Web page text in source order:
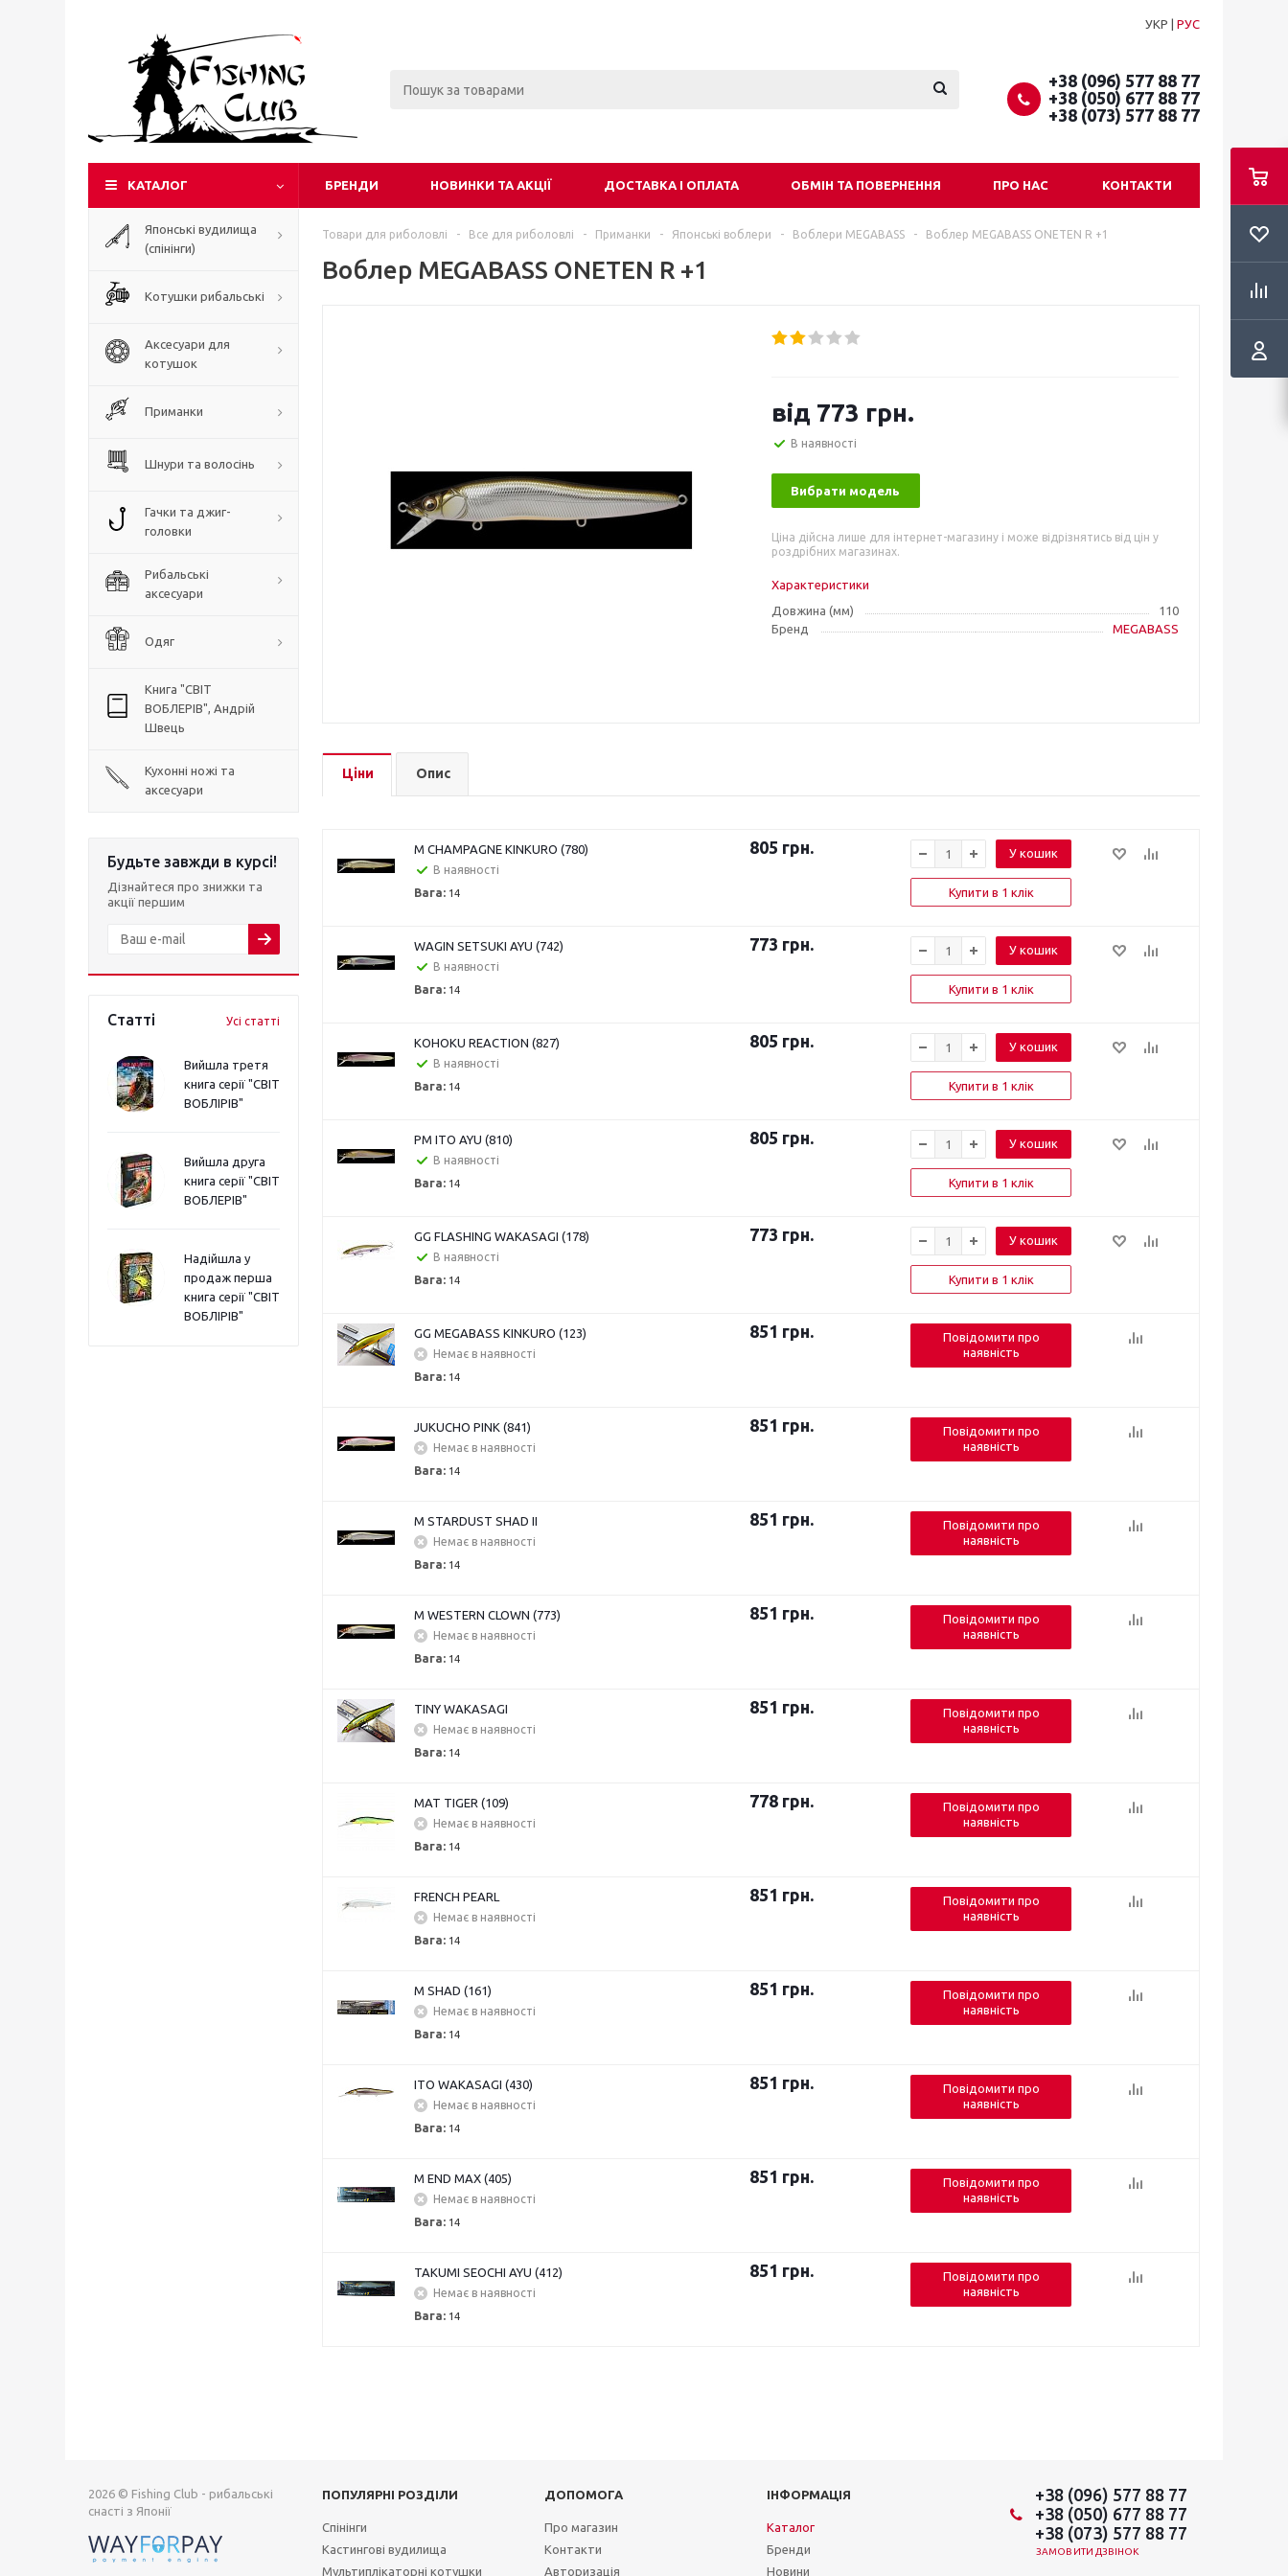
УКР РУС
+38 (096) 577 88 77
+38 (050) 677 88 77
+38 (073) 577 88 77
КАТАЛОГ БРЕНДИ НОВИНКИ ТА АКЦІЇ ДОСТАВКА І ОПЛАТА ОБМІН ТА ПОВЕРНЕННЯ ПРО НАС КОНТАКТИ
Японські вудилища
(спінінги)
Котушки рибальські
Аксесуари для
котушок
Приманки
Шнури та волосінь
Гачки та джиг-
головки
Рибальські
аксесуари
Одяг
Книга "СВІТ
ВОБЛЕРІВ", Андрій
Швець
Кухонні ножі та
аксесуари
Будьте завжди в курсі!
Дізнайтеся про знижки та
акції першим
Статті Усі статті
Вийшла третя
книга серії "СВІТ
ВОБЛІРІВ"
Вийшла друга
книга серії "СВІТ
ВОБЛЕРІВ"
Надійшла у
продаж перша
книга серії "СВІТ
ВОБЛІРІВ"
Товари для риболовлі - Все для риболовлі - Приманки - Японські воблери - Воблери MEGABASS - Воблер MEGABASS ONETEN R +1
Воблер MEGABASS ONETEN R +1
від 773 грн.
В наявності
Вибрати модель
Ціна дійсна лише для інтернет-магазину і може відрізнятись від цін у
роздрібних магазинах.
Характеристики
Довжина (мм)
110
Бренд
MEGABASS
Ціни Опис
M CHAMPAGNE KINKURO (780)
В наявності
Вага: 14
805 грн. У кошик
Купити в 1 клік
WAGIN SETSUKI AYU (742)
В наявності
Вага: 14
773 грн. У кошик
Купити в 1 клік
KOHOKU REACTION (827)
В наявності
Вага: 14
805 грн. У кошик
Купити в 1 клік
PM ITO AYU (810)
В наявності
Вага: 14
805 грн. У кошик
Купити в 1 клік
GG FLASHING WAKASAGI (178)
В наявності
Вага: 14
773 грн. У кошик
Купити в 1 клік
GG MEGABASS KINKURO (123)
Немає в наявності
Вага: 14
851 грн.
Повідомити про
наявність
JUKUCHO PINK (841)
Немає в наявності
Вага: 14
851 грн.
Повідомити про
наявність
M STARDUST SHAD II
Немає в наявності
Вага: 14
851 грн.
Повідомити про
наявність
M WESTERN CLOWN (773)
Немає в наявності
Вага: 14
851 грн.
Повідомити про
наявність
TINY WAKASAGI
Немає в наявності
Вага: 14
851 грн.
Повідомити про
наявність
MAT TIGER (109)
Немає в наявності
Вага: 14
778 грн.
Повідомити про
наявність
FRENCH PEARL
Немає в наявності
Вага: 14
851 грн.
Повідомити про
наявність
M SHAD (161)
Немає в наявності
Вага: 14
851 грн.
Повідомити про
наявність
ITO WAKASAGI (430)
Немає в наявності
Вага: 14
851 грн.
Повідомити про
наявність
M END MAX (405)
Немає в наявності
Вага: 14
851 грн.
Повідомити про
наявність
TAKUMI SEOCHI AYU (412)
Немає в наявності
Вага: 14
851 грн.
Повідомити про
наявність
2026 © Fishing Club - рибальські
снасті з Японії
ПОПУЛЯРНІ РОЗДІЛИ ДОПОМОГА ІНФОРМАЦІЯ
Спінінги
Кастингові вудилища
Мультиплікаторні котушки
Про магазин
Контакти
Авторизація
Каталог
Бренди
Новини
+38 (096) 577 88 77
+38 (050) 677 88 77
+38 (073) 577 88 77
ЗАМОВИТИ ДЗВІНОК